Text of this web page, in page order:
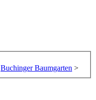
Buchinger Baumgarten >